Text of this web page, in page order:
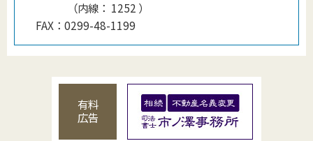
（内線 ： 1252 ）
FAX： 0299-48-1199
有料
広告